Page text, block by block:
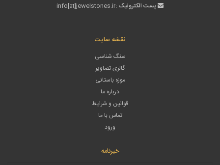
پست الکترونیک :info[at]jewelstones.ir
نقشه سایت
سنگ شناسی
گالری تصاویر
موزه باستانی
درباره ما
قوانین و شرایط
تماس با ما
ورود
خبرنامه